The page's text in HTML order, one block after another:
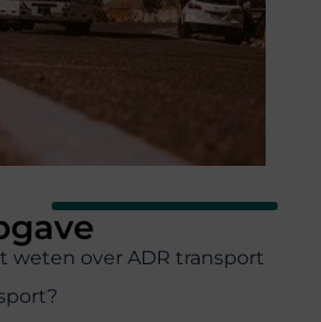
weten over ADR transport